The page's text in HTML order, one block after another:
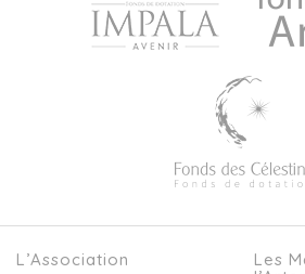
L’Association
Les